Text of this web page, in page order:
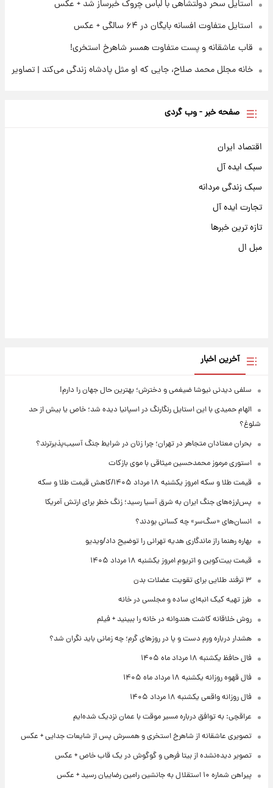
استایل سحر دولتشاهی با لباس چروک خبرساز شد + عکس
استایل متفاوت افسانه بایگان در ۶۴ سالگی + عکس
قاب عاشقانه و پست متفاوت همسر شاهرخ استخری!
خانه مجلل محمد صلاح، جایی که او مثل پادشاه زندگی می‌کند | تصاویر
صفحه خبر - وب گردی
اقتصاد ایران
سبک ایده آل
سبک زندگی مردانه
تجارت ایده آل
تازه ترین خبرها
مبل ال
آخرین اخبار
سلفی دیدنی نیوشا ضیغمی و دخترش؛ بهترین حال جهان را دارم!
الهام حمیدی با این استایل رنگارنگ در اسپانیا دیده شد؛ خاص یا بیش از حد
شلوغ؟
بحران معتادان متجاهر در تهران؛ چرا زنان در شرایط جنگ آسیب‌پذیرترند؟
استوری مرموز محمدحسین میثاقی با موی بازکات
قیمت طلا و سکه امروز یکشنبه ۱۸ مرداد ۱۴۰۵/کاهش قیمت طلا و سکه
پس‌لرزه‌های جنگ ایران به شرق آسیا رسید؛ زنگ خطر برای ارتش آمریکا
انسان‌های «سگ‌سر» چه کسانی بودند؟
بهاره رهنما راز ماندگاری هدیه تهرانی را توضیح داد/ویدیو
قیمت بیت‌کوین و اتریوم امروز یکشنبه ۱۸ مرداد ۱۴۰۵
۳ ترفند طلایی برای تقویت عضلات بدن
طرز تهیه کیک انبه‌ای ساده و مجلسی در خانه
روش خلاقانه کاشت هندوانه در خانه را ببینید + فیلم
هشدار درباره ورم دست و پا در روزهای گرم؛ چه زمانی باید نگران شد؟
فال حافظ یکشنبه ۱۸ مرداد ماه ۱۴۰۵
فال قهوه روزانه یکشنبه ۱۸ مرداد ماه ۱۴۰۵
فال روزانه واقعی یکشنبه ۱۸ مرداد ۱۴۰۵
عراقچی: به توافق درباره مسیر موقت با عمان نزدیک شده‌ایم
تصویری عاشقانه از شاهرخ استخری و همسرش پس از شایعات جدایی + عکس
تصویر دیده‌نشده از بیتا فرهی و گوگوش در یک قاب خاص + عکس
پیراهن شماره ۱۰ استقلال به جانشین رامین رضاییان رسید + عکس